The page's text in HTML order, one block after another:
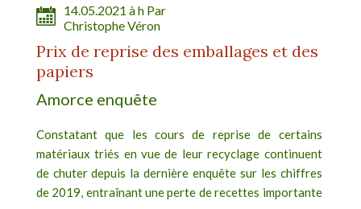
14.05.2021 à h Par
Christophe Véron
Prix de reprise des emballages et des
papiers
Amorce enquête
Constatant que les cours de reprise de certains
matériaux triés en vue de leur recyclage continuent
de chuter depuis la dernière enquête sur les chiffres
de 2019, entraînant une perte de recettes importante